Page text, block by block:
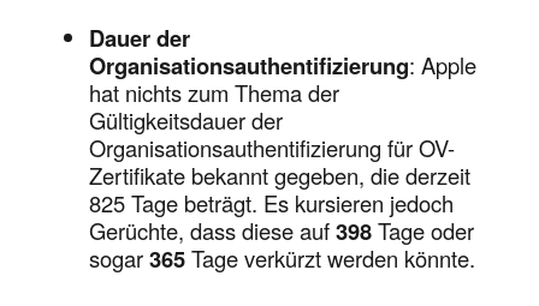
Dauer der
Organisationsauthentifizierung: Apple
hat nichts zum Thema der
Gültigkeitsdauer der
Organisationsauthentifizierung für OV-
Zertifikate bekannt gegeben, die derzeit
825 Tage beträgt. Es kursieren jedoch
Gerüchte, dass diese auf398Tage oder
sogar365Tage verkürzt werden könnte.